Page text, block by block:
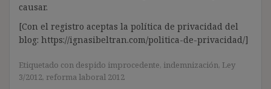
causar.
[Con el registro aceptas la política de privacidad del
blog: https://ignasibeltran.com/politica-de-privacidad/]
Etiquetado con despido improcedente, indemnización, Ley
3/2012, reforma laboral 2012